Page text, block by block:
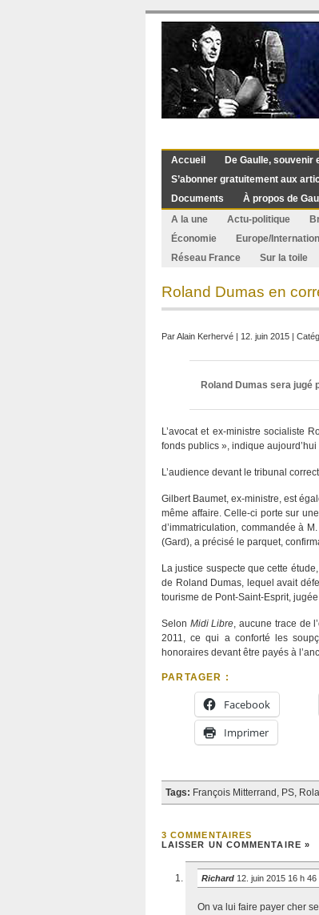
Accueil De Gaulle, souvenir
S’abonner gratuitement aux
Documents
À propos de
A la une
Actu-politique
Économie
Europe/
Réseau France
Sur la toile
Roland Dumas en
ParAlain Kerhervé | 12. juin 2015 |
Roland Dumas sera jugé
L’avocat et ex-ministre socialiste
fonds publics », indique
L’audience devant le tribunal
Gilbert Baumet, ex-ministre, est
même affaire. Celle-ci porte sur
d’immatriculation, commandée à
(Gard), a précisé le parquet,
La justice suspecte que cette
de Roland Dumas, lequel avait
tourisme de Pont-Saint-Esprit,
Selon Midi Libre, aucune trace de
2011, ce qui a conforté les
honoraires devant être payés à
PARTAGER :
Facebook
Imprimer
Tags: François Mitterrand , PS,
3 COMMENTAIRES
LAISSER UN COMMENTAIRE »
Richard 12. juin 2015 16 h 46
On va lui faire payer cher